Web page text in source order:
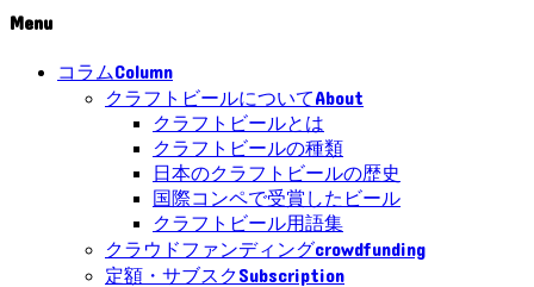
Menu
コラムColumn
クラフトビールについてAbout
クラフトビールとは
クラフトビールの種類
日本のクラフトビールの歴史
国際コンペで受賞したビール
クラフトビール用語集
クラウドファンディングcrowdfunding
定額・サブスクSubscription